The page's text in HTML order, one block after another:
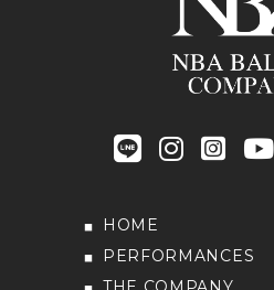
HOME
PERFORMANCES